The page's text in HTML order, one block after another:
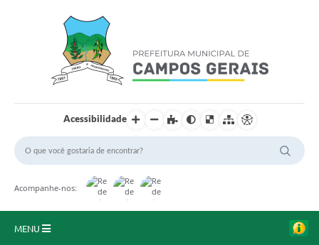
Acessibilidade
Acompanhe-nos:
MENU